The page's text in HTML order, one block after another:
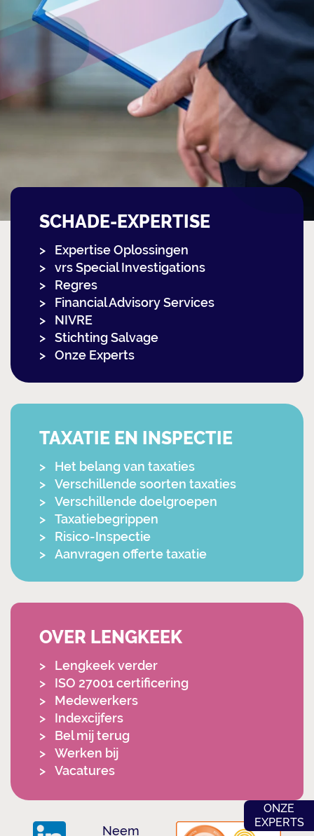
ONZE
EXPERTS
SCHADE-EXPERTISE
Expertise Oplossingen
vrs Special Investigations
Regres
Financial Advisory Services
NIVRE
Stichting Salvage
Onze Experts
TAXATIE EN INSPECTIE
Het belang van taxaties
Verschillende soorten taxaties
Verschillende doelgroepen
Taxatiebegrippen
Risico-Inspectie
Aanvragen offerte taxatie
OVER LENGKEEK
Lengkeek verder
ISO 27001 certificering
Medewerkers
Indexcijfers
Bel mij terug
Werken bij
Vacatures
Neem